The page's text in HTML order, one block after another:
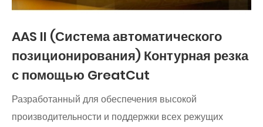
AAS II (Система автоматического
позиционирования) Контурная резка
с помощью GreatCut
Разработанный для обеспечения высокой
производительности и поддержки всех режущих